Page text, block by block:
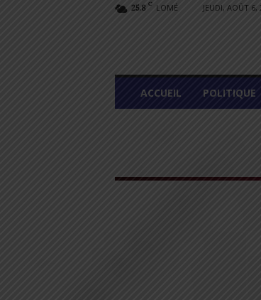
25.8 C LOMÉ JEUDI, AOÛT 6,
L
M
ACCUEIL POLITIQUE